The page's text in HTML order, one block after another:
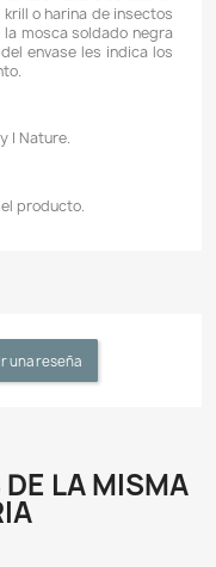
tienes un recipiente
Sera Raffy I
caso de que no
a sus
reenvasado, se
a granel.
golosina sin
naturales secados
tortugas
natural, es rica en
grasos Omega,
con regularidad,
el desarrollo y la
la gama de